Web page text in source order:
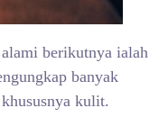
berikutnya ialah
banyak
kulit.